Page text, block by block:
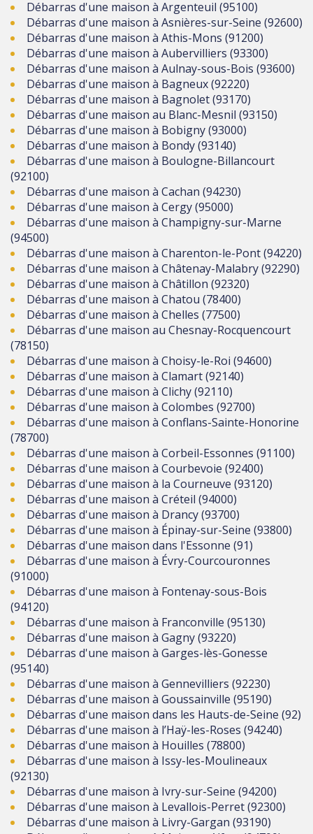
Débarras d'une maison à Argenteuil (95100)
Débarras d'une maison à Asnières-sur-Seine (92600)
Débarras d'une maison à Athis-Mons (91200)
Débarras d'une maison à Aubervilliers (93300)
Débarras d'une maison à Aulnay-sous-Bois (93600)
Débarras d'une maison à Bagneux (92220)
Débarras d'une maison à Bagnolet (93170)
Débarras d'une maison au Blanc-Mesnil (93150)
Débarras d'une maison à Bobigny (93000)
Débarras d'une maison à Bondy (93140)
Débarras d'une maison à Boulogne-Billancourt
(92100)
Débarras d'une maison à Cachan (94230)
Débarras d'une maison à Cergy (95000)
Débarras d'une maison à Champigny-sur-Marne
(94500)
Débarras d'une maison à Charenton-le-Pont (94220)
Débarras d'une maison à Châtenay-Malabry (92290)
Débarras d'une maison à Châtillon (92320)
Débarras d'une maison à Chatou (78400)
Débarras d'une maison à Chelles (77500)
Débarras d'une maison au Chesnay-Rocquencourt
(78150)
Débarras d'une maison à Choisy-le-Roi (94600)
Débarras d'une maison à Clamart (92140)
Débarras d'une maison à Clichy (92110)
Débarras d'une maison à Colombes (92700)
Débarras d'une maison à Conflans-Sainte-Honorine
(78700)
Débarras d'une maison à Corbeil-Essonnes (91100)
Débarras d'une maison à Courbevoie (92400)
Débarras d'une maison à la Courneuve (93120)
Débarras d'une maison à Créteil (94000)
Débarras d'une maison à Drancy (93700)
Débarras d'une maison à Épinay-sur-Seine (93800)
Débarras d'une maison dans l'Essonne (91)
Débarras d'une maison à Évry-Courcouronnes
(91000)
Débarras d'une maison à Fontenay-sous-Bois
(94120)
Débarras d'une maison à Franconville (95130)
Débarras d'une maison à Gagny (93220)
Débarras d'une maison à Garges-lès-Gonesse
(95140)
Débarras d'une maison à Gennevilliers (92230)
Débarras d'une maison à Goussainville (95190)
Débarras d'une maison dans les Hauts-de-Seine (92)
Débarras d'une maison à l’Haÿ-les-Roses (94240)
Débarras d'une maison à Houilles (78800)
Débarras d'une maison à Issy-les-Moulineaux
(92130)
Débarras d'une maison à Ivry-sur-Seine (94200)
Débarras d'une maison à Levallois-Perret (92300)
Débarras d'une maison à Livry-Gargan (93190)